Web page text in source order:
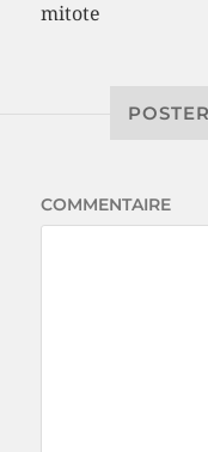
mitote
COMMENTAIRE